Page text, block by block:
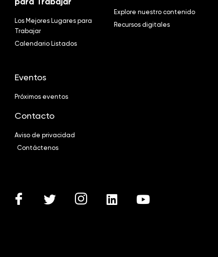
Los Mejores Lugares para
Trabajar
Calendario Listados
Explore nuestro contenido
Recursos digitales
Eventos
Próximos eventos
Contacto
Aviso de privacidad
Contáctenos